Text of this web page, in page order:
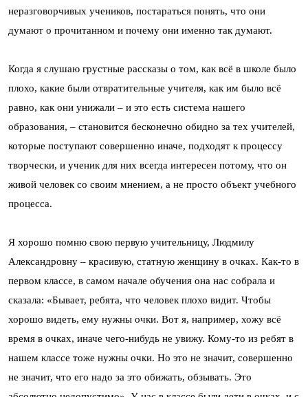
неразговорчивых учеников, постараться понять, что они
думают о прочитанном и почему они именно так думают.
Когда я слушаю грустные рассказы о том, как всё в школе было
плохо, какие были отвратительные учителя, как им было всё
равно, как они унижали – и это есть система нашего
образования, – становится бесконечно обидно за тех учителей,
которые поступают совершенно иначе, подходят к процессу
творчески, и ученик для них всегда интересен потому, что он
живой человек со своим мнением, а не просто объект учебного
процесса.
Я хорошо помню свою первую учительницу, Людмилу
Александровну – красивую, статную женщину в очках. Как-то в
первом классе, в самом начале обучения она нас собрала и
сказала: «Бывает, ребята, что человек плохо видит. Чтобы
хорошо видеть, ему нужны очки. Вот я, например, хожу всё
время в очках, иначе чего-нибудь не увижу. Кому-то из ребят в
нашем классе тоже нужны очки. Но это не значит, совершенно
не значит, что его надо за это обижать, обзывать. Это